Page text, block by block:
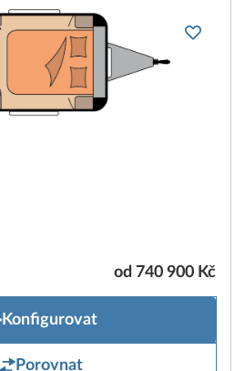
od 740 900 Kč
Konfigurovat
Porovnat